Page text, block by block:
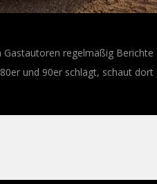
regelmäßig Berichte
und 90er schlägt, schaut